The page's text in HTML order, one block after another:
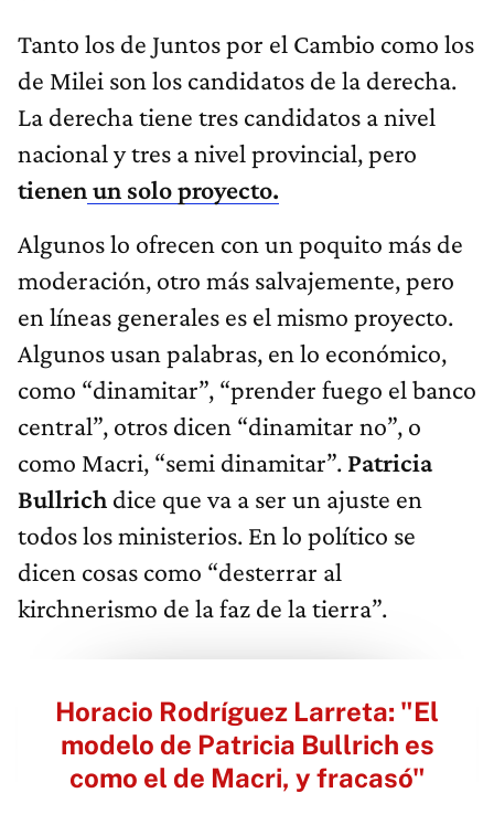
Tanto los de Juntos por el Cambio como los
de Milei son los candidatos de la derecha.
La derecha tiene tres candidatos a nivel
nacional y tres a nivel provincial, pero
tienenun solo proyecto.
Algunos lo ofrecen con un poquito más de
moderación, otro más salvajemente, pero
en líneas generales es el mismo proyecto.
Algunos usan palabras, en lo económico,
como “dinamitar”, “prender fuego el banco
central”, otros dicen “dinamitar no”, o
como Macri, “semi dinamitar”. Patricia
Bullrich dice que va a ser un ajuste en
todos los ministerios. En lo político se
dicen cosas como “desterrar al
kirchnerismo de la faz de la tierra”.
Horacio Rodríguez Larreta: "El
modelo de Patricia Bullrich es
como el de Macri, y fracasó"